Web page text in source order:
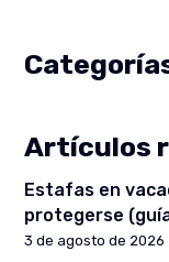
Artículos
Estafas en
protegerse
3 de agosto de 2026